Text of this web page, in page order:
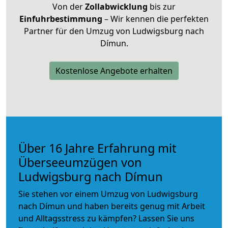
Von derZollabwicklung bis zur
Einfuhrbestimmung – Wir kennen die perfekten
Partner für den Umzug von Ludwigsburg nach
Dímun.
Kostenlose Angebote erhalten
Über 16 Jahre Erfahrung mit
Überseeumzügen von
Ludwigsburg nach Dímun
Sie stehen vor einem Umzug von Ludwigsburg
nach Dímun und haben bereits genug mit Arbeit
und Alltagsstress zu kämpfen? Lassen Sie uns